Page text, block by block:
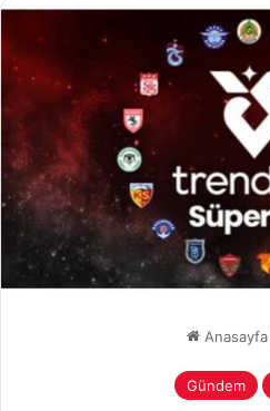
Anasayfa
Gündem